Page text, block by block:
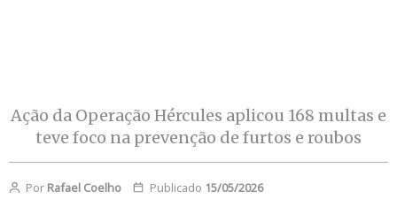
Ação da Operação Hércules aplicou 168 multas e
teve foco na prevenção de furtos e roubos
Por Rafael Coelho Publicado 15/05/2026